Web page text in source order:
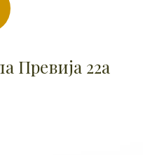
Превија 22а